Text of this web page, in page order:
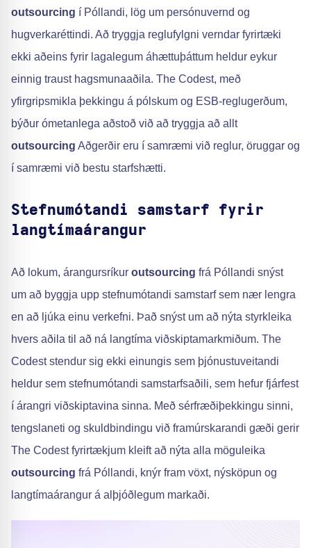
outsourcing í Póllandi, lög um persónuvernd og
hugverkaréttindi. Að tryggja reglufylgni verndar fyrirtæki
ekki aðeins fyrir lagalegum áhættuþáttum heldur eykur
einnig traust hagsmunaaðila. The Codest, með
yfirgripsmikla þekkingu á pólskum og ESB-reglugerðum,
býður ómetanlega aðstoð við að tryggja að allt
outsourcing Aðgerðir eru í samræmi við reglur, öruggar og
í samræmi við bestu starfshætti.
Stefnumótandi samstarf fyrir
langtímaárangur
Að lokum, árangursríkur outsourcing frá Póllandi snýst
um að byggja upp stefnumótandi samstarf sem nær lengra
en að ljúka einu verkefni. Það snýst um að nýta styrkleika
hvers aðila til að ná langtíma viðskiptamarkmiðum. The
Codest stendur sig ekki einungis sem þjónustuveitandi
heldur sem stefnumótandi samstarfsaðili, sem hefur fjárfest
í árangri viðskiptavina sinna. Með sérfræðiþekkingu sinni,
tengslaneti og skuldbindingu við framúrskarandi gæði gerir
The Codest fyrirtækjum kleift að nýta alla möguleika
outsourcing frá Póllandi, knýr fram vöxt, nýsköpun og
langtímaárangur á alþjóðlegum markaði.